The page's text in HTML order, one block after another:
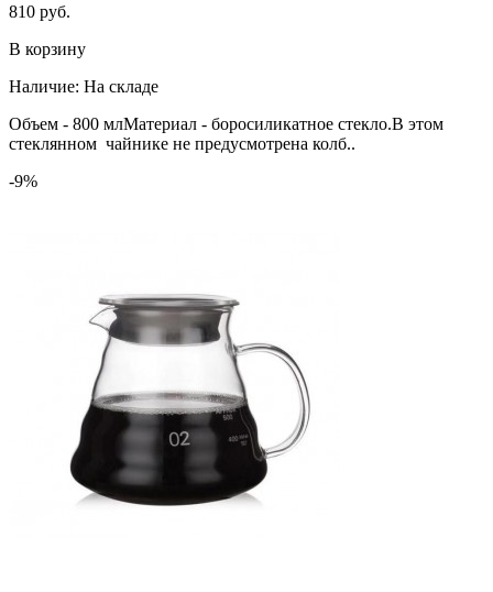
810 руб.
В корзину
Наличие: На складе
Объем - 800 млМатериал - боросиликатное стекло.В этом
стеклянном чайнике не предусмотрена колб..
-9%